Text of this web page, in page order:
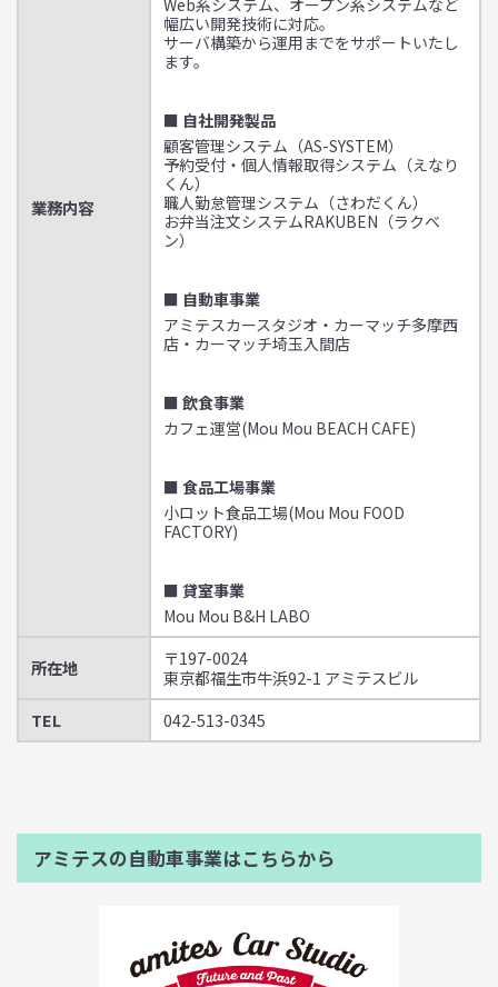
業務内容
Web系システム、オープン系システムなど
幅広い開発技術に対応。
サーバ構築から運用までをサポートいたし
ます。
■ 自社開発製品
顧客管理システム（AS-SYSTEM）
予約受付・個人情報取得システム（えなり
くん）
職人勤怠管理システム（さわだくん）
お弁当注文システムRAKUBEN（ラクベ
ン）
■ 自動車事業
アミテスカースタジオ・カーマッチ多摩西
店・カーマッチ埼玉入間店
■ 飲食事業
カフェ運営(Mou Mou BEACH CAFE)
■ 食品工場事業
小ロット食品工場(Mou Mou FOOD
FACTORY)
■ 貸室事業
Mou Mou B&H LABO
所在地
〒197-0024
東京都福生市牛浜92-1 アミテスビル
TEL
042-513-0345
アミテスの自動車事業はこちらから